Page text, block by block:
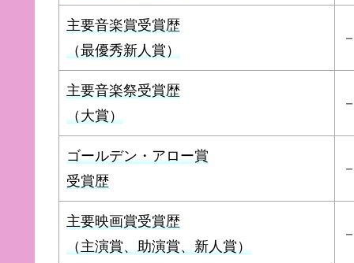
主要音楽賞受賞歴
（最優秀新人賞）
－
主要音楽祭受賞歴
（大賞）
－
ゴールデン・アロー賞
受賞歴
－
主要映画賞受賞歴
（主演賞、助演賞、新人賞）
－